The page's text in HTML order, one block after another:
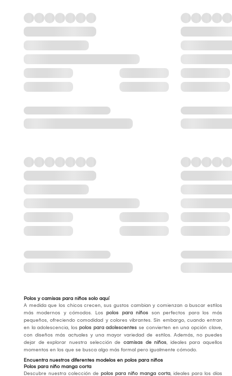
Polos y camisas para niños solo aquí
A medida que los chicos crecen, sus gustos cambian y comienzan a buscar estilos
más modernos y cómodos. Los polos para niños son perfectos para los más
pequeños, ofreciendo comodidad y colores vibrantes. Sin embargo, cuando entran
en la adolescencia, los polos para adolescentes se convierten en una opción clave,
con diseños más actuales y una mayor variedad de estilos. Además, no puedes
dejar de explorar nuestra selección de camisas de niños, ideales para aquellos
momentos en los que se busca algo más formal pero igualmente cómodo.
Encuentra nuestros diferentes modelos en polos para niños
Polos para niño manga corta
Descubre nuestra colección de polos para niño manga corta, ideales para los días